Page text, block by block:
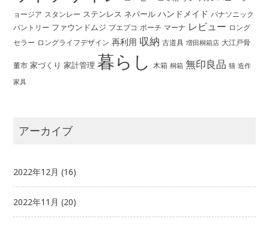
ョージア スタンレー ステンレス ネパール ハンドメイド パナソニック
パントリー ファウンドムジ プエブコ ポーチ マーナ レビュー ロング
セラー ロングライフデザイン 再利用 収納 古道具 増田桐箱店 大江戸骨
董市 家づくり 家計管理 暮らし 木箱 桐箱 無印良品 猫 造作
家具
アーカイブ
2022年12月 (16)
2022年11月 (20)